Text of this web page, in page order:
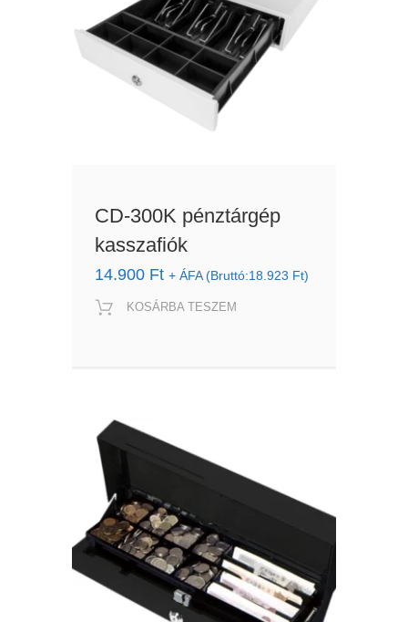
CD-300K pénztárgép
kasszafiók
14.900 Ft + ÁFA (Bruttó:18.923 Ft)
KOSÁRBA TESZEM